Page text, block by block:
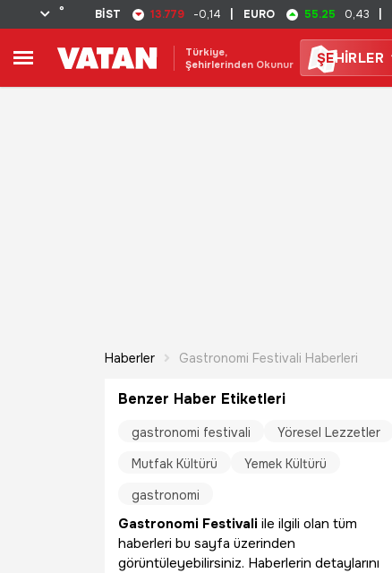
° BİST 13.779 -0,14 EURO 55.25 0,43
Türkiye,
Şehirlerinden Okunur
ŞEHİRLER
Haberler Gastronomi Festivali Haberleri
Benzer Haber Etiketleri
gastronomi festivali
Yöresel Lezzetler
Mutfak Kültürü
Yemek Kültürü
gastronomi
Gastronomi Festivali ile ilgili olan tüm
haberleri bu sayfa üzerinden
görüntüleyebilirsiniz. Haberlerin detaylarını